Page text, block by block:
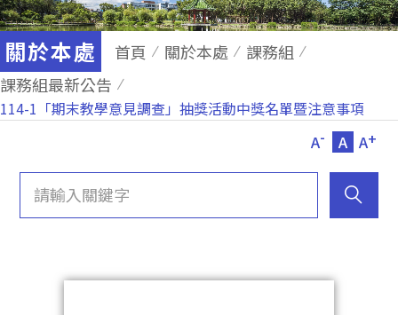
關於本處 首頁 關於本處
課務組
課務組最新公告
114-1「期末教學意見調查」抽獎活動中獎名單暨注意事項
A- A A+